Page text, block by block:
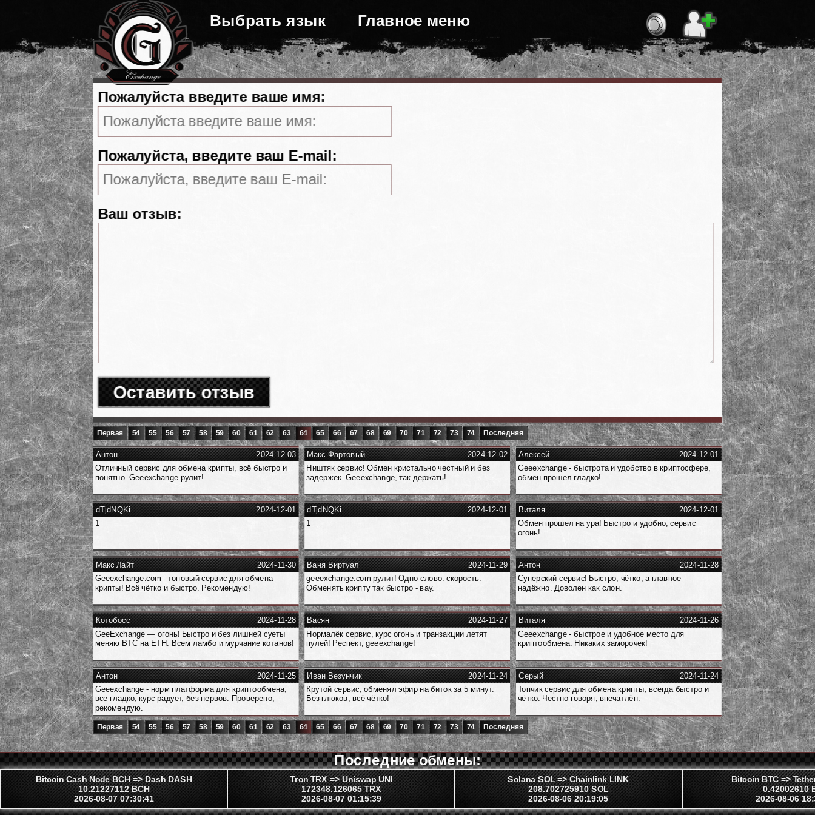
Выбрать язык Главное меню
Пожалуйста введите ваше имя:
Пожалуйста, введите ваш E-mail:
Ваш отзыв:
Оставить отзыв
Первая 54 55 56 57 58 59 60 61 62 63 64 65 66 67 68 69 70 71 72 73 74 Последняя
2024-12-03
Антон
Отличный сервис для обмена крипты, всё быстро и
понятно. Geeexchange рулит!
2024-12-02
Макс Фартовый
Ништяк сервис! Обмен кристально честный и без
задержек. Geeexchange, так держать!
2024-12-01
Алексей
Geeexchange - быстрота и удобство в криптосфере,
обмен прошел гладко!
2024-12-01
dTjdNQKi
1
2024-12-01
dTjdNQKi
1
2024-12-01
Виталя
Обмен прошел на ура! Быстро и удобно, сервис
огонь!
2024-11-30
Макс Лайт
Geeexchange.com - топовый сервис для обмена
крипты! Всё чётко и быстро. Рекомендую!
2024-11-29
Ваня Виртуал
geeexchange.com рулит! Одно слово: скорость.
Обменять крипту так быстро - вау.
2024-11-28
Антон
Суперский сервис! Быстро, чётко, а главное —
надёжно. Доволен как слон.
2024-11-28
Котобосс
GeeExchange — огонь! Быстро и без лишней суеты
меняю BTC на ETH. Всем ламбо и мурчание котанов!
2024-11-27
Васян
Нормалёк сервис, курс огонь и транзакции летят
пулей! Респект, geeexchange!
2024-11-26
Виталя
Geeexchange - быстрое и удобное место для
криптообмена. Никаких заморочек!
2024-11-25
Антон
Geeexchange - норм платформа для криптообмена,
все гладко, курс радует, без нервов. Проверено,
рекомендую.
2024-11-24
Иван Везунчик
Крутой сервис, обменял эфир на биток за 5 минут.
Без глюков, всё чётко!
2024-11-24
Серый
Топчик сервис для обмена крипты, всегда быстро и
чётко. Честно говоря, впечатлён.
Первая 54 55 56 57 58 59 60 61 62 63 64 65 66 67 68 69 70 71 72 73 74 Последняя
Последние обмены:
Bitcoin Cash Node BCH => Dash DASH
10.21227112 BCH
2026-08-07 07:30:41
Tron TRX => Uniswap UNI
172348.126065 TRX
2026-08-07 01:15:39
Solana SOL => Chainlink LINK
208.702725910 SOL
2026-08-06 20:19:05
Bitcoin BTC =>
0.42002610
2026-08-06